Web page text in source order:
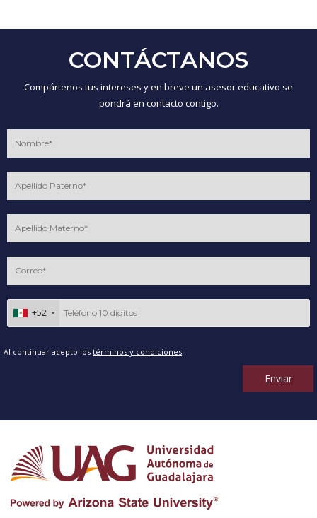
CONTÁCTANOS
Compártenos tus intereses y en breve un asesor educativo se
pondrá en contacto contigo.
+52
Al continuar acepto los términos y condiciones
Enviar